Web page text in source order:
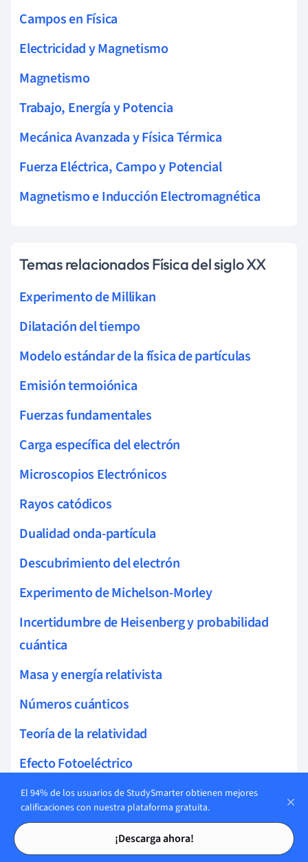
Tarjetas de estudio
Tarjetas de estudio
Campos en Física
Electricidad y Magnetismo
Magnetismo
Trabajo, Energía y Potencia
Mecánica Avanzada y Física Térmica
Fuerza Eléctrica, Campo y Potencial
Magnetismo e Inducción Electromagnética
Temas relacionados Física del siglo XX
Experimento de Millikan
Dilatación del tiempo
Modelo estándar de la física de partículas
Emisión termoiónica
Fuerzas fundamentales
Carga específica del electrón
Microscopios Electrónicos
Rayos catódicos
Dualidad onda-partícula
Descubrimiento del electrón
Experimento de Michelson-Morley
Incertidumbre de Heisenberg y probabilidad
cuántica
Masa y energía relativista
Números cuánticos
Teoría de la relatividad
Efecto Fotoeléctrico
Contracción de la longitud
Modelo de Bohr del átomo
Experimento de Frank-Hertz
El 94% de los usuarios de StudySmarter obtienen mejores
calificaciones con nuestra plataforma gratuita.
¡Descarga ahora!